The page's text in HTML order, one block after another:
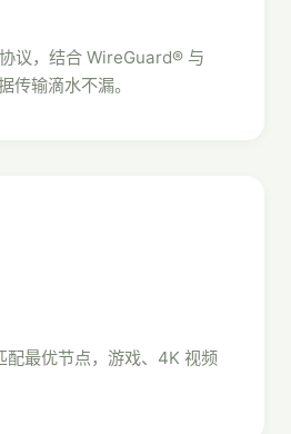
议，结合 WireGuard® 与
传输滴水不漏。
配最优节点，游戏、4K 视频